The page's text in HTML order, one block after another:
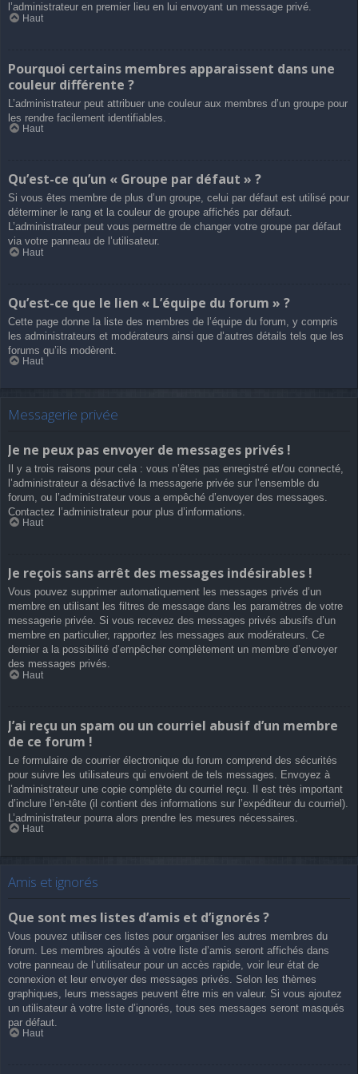
l’administrateur en premier lieu en lui envoyant un message privé.
Haut
Pourquoi certains membres apparaissent dans une
couleur différente ?
L’administrateur peut attribuer une couleur aux membres d’un groupe pour
les rendre facilement identifiables.
Haut
Qu’est-ce qu’un « Groupe par défaut » ?
Si vous êtes membre de plus d’un groupe, celui par défaut est utilisé pour
déterminer le rang et la couleur de groupe affichés par défaut.
L’administrateur peut vous permettre de changer votre groupe par défaut
via votre panneau de l’utilisateur.
Haut
Qu’est-ce que le lien « L’équipe du forum » ?
Cette page donne la liste des membres de l’équipe du forum, y compris
les administrateurs et modérateurs ainsi que d’autres détails tels que les
forums qu’ils modèrent.
Haut
Messagerie privée
Je ne peux pas envoyer de messages privés !
Il y a trois raisons pour cela : vous n’êtes pas enregistré et/ou connecté,
l’administrateur a désactivé la messagerie privée sur l’ensemble du
forum, ou l’administrateur vous a empêché d’envoyer des messages.
Contactez l’administrateur pour plus d’informations.
Haut
Je reçois sans arrêt des messages indésirables !
Vous pouvez supprimer automatiquement les messages privés d’un
membre en utilisant les filtres de message dans les paramètres de votre
messagerie privée. Si vous recevez des messages privés abusifs d’un
membre en particulier, rapportez les messages aux modérateurs. Ce
dernier a la possibilité d’empêcher complètement un membre d’envoyer
des messages privés.
Haut
J’ai reçu un spam ou un courriel abusif d’un membre
de ce forum !
Le formulaire de courrier électronique du forum comprend des sécurités
pour suivre les utilisateurs qui envoient de tels messages. Envoyez à
l’administrateur une copie complète du courriel reçu. Il est très important
d’inclure l’en-tête (il contient des informations sur l’expéditeur du courriel).
L’administrateur pourra alors prendre les mesures nécessaires.
Haut
Amis et ignorés
Que sont mes listes d’amis et d’ignorés ?
Vous pouvez utiliser ces listes pour organiser les autres membres du
forum. Les membres ajoutés à votre liste d’amis seront affichés dans
votre panneau de l’utilisateur pour un accès rapide, voir leur état de
connexion et leur envoyer des messages privés. Selon les thèmes
graphiques, leurs messages peuvent être mis en valeur. Si vous ajoutez
un utilisateur à votre liste d’ignorés, tous ses messages seront masqués
par défaut.
Haut